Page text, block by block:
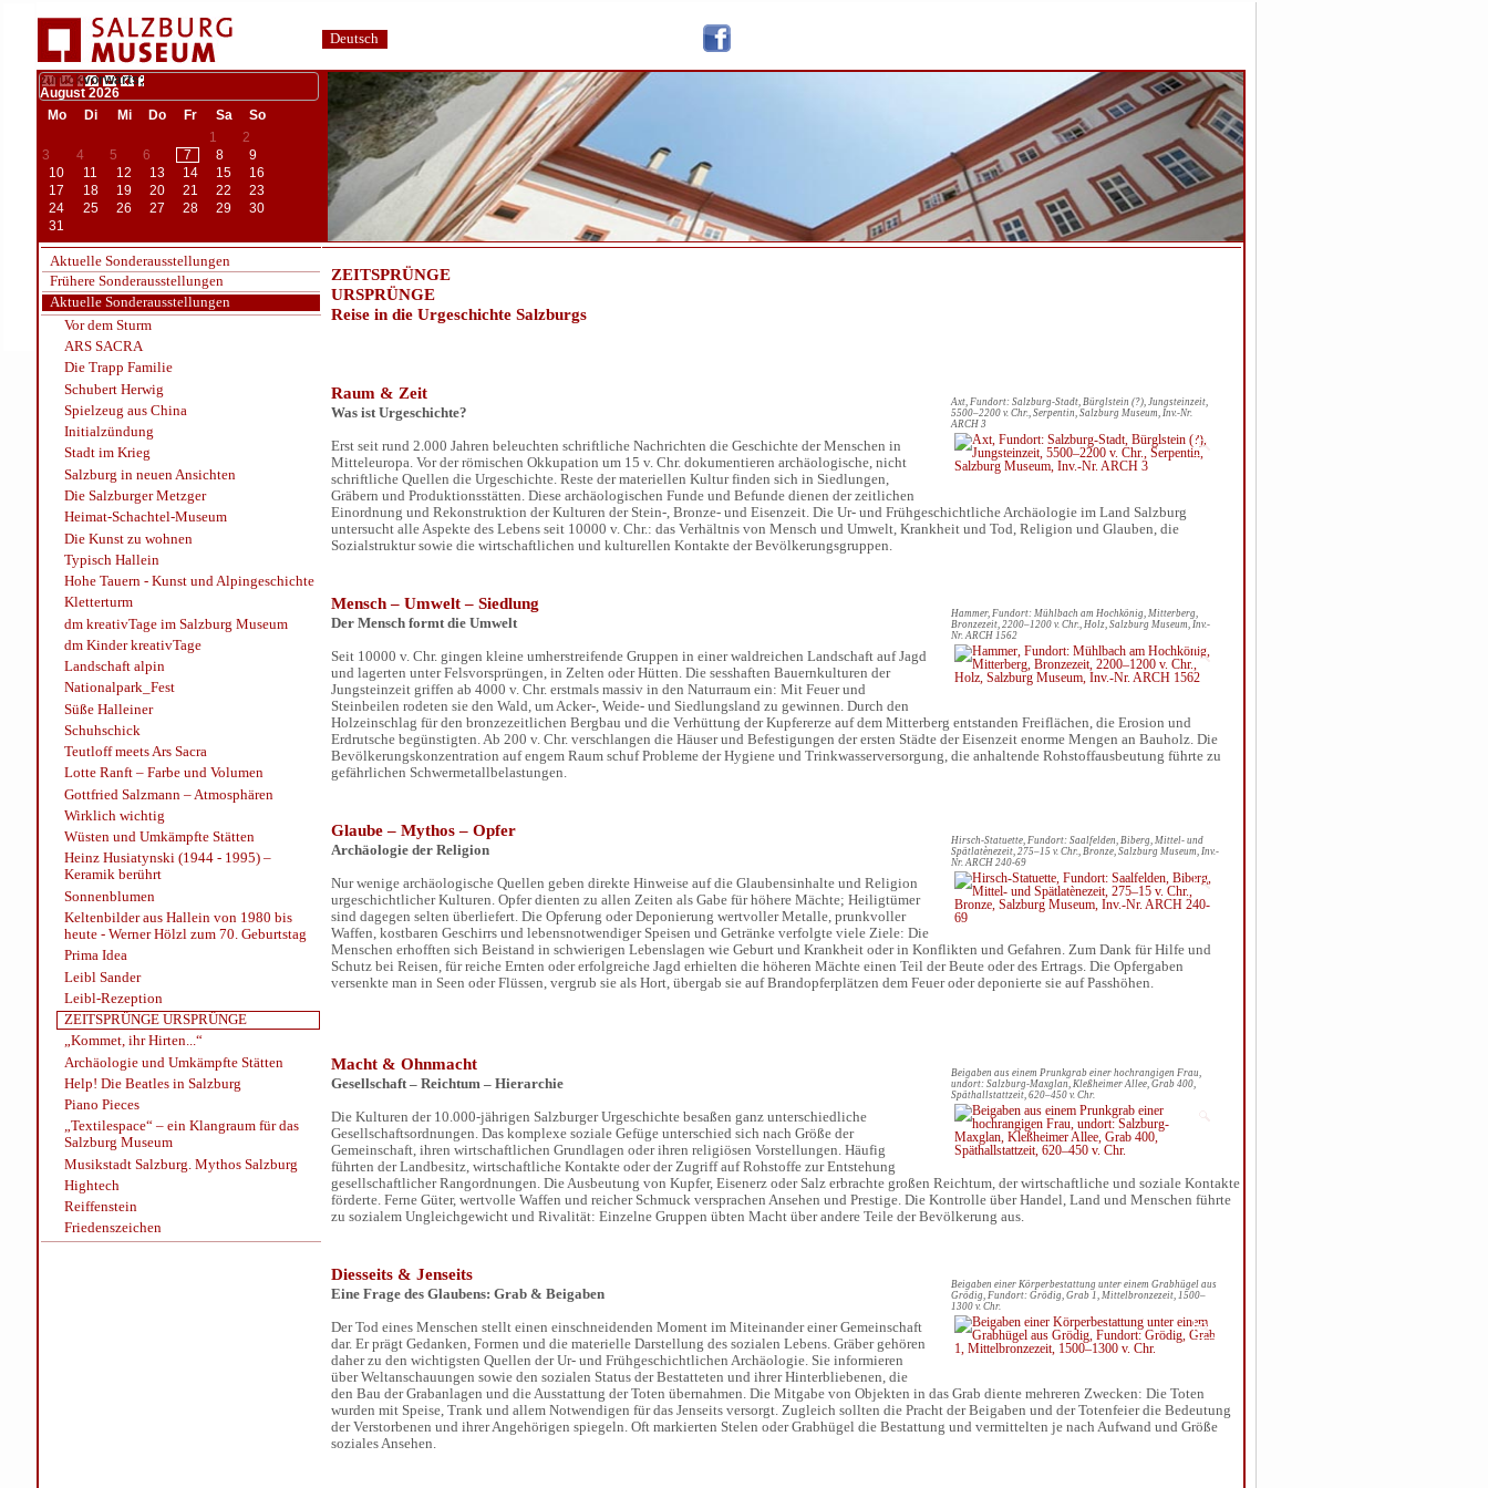
zurückvorwärts;
August 2026
Mo
Di Mi Do Fr Sa
So
1
2
3
4 5 6 7 8
9
10
11 12 13 14 15
16
17
18 19 20 21 22
23
24
25 26 27 28 29
30
31
Aktuelle Sonderausstellungen
Frühere Sonderausstellungen
Aktuelle Sonderausstellungen
Vor dem Sturm
ARS SACRA
Die Trapp Familie
Schubert Herwig
Spielzeug aus China
Initialzündung
Stadt im Krieg
Salzburg in neuen Ansichten
Die Salzburger Metzger
Heimat-Schachtel-Museum
Die Kunst zu wohnen
Typisch Hallein
Hohe Tauern - Kunst und Alpingeschichte
Kletterturm
dm kreativTage im Salzburg Museum
dm Kinder kreativTage
Landschaft alpin
Nationalpark_Fest
Süße Halleiner
Schuhschick
Teutloff meets Ars Sacra
Lotte Ranft – Farbe und Volumen
Gottfried Salzmann – Atmosphären
Wirklich wichtig
Wüsten und Umkämpfte Stätten
Heinz Husiatynski (1944 - 1995) –
Keramik berührt
Sonnenblumen
Keltenbilder aus Hallein von 1980 bis
heute - Werner Hölzl zum 70. Geburtstag
Prima Idea
Leibl Sander
Leibl-Rezeption
ZEITSPRÜNGE URSPRÜNGE
„Kommet, ihr Hirten...“
Archäologie und Umkämpfte Stätten
Help! Die Beatles in Salzburg
Piano Pieces
„Textilespace“ – ein Klangraum für das
Salzburg Museum
Musikstadt Salzburg. Mythos Salzburg
Hightech
Reiffenstein
Friedenszeichen
ZEITSPRÜNGE
URSPRÜNGE
Reise in die Urgeschichte Salzburgs
Axt, Fundort: Salzburg-Stadt, Bürglstein (?), Jungsteinzeit,
5500–2200 v. Chr., Serpentin, Salzburg Museum, Inv.-Nr.
ARCH 3
Raum & Zeit
Was ist Urgeschichte?
Erst seit rund 2.000 Jahren beleuchten schriftliche Nachrichten die Geschichte der Menschen in
Mitteleuropa. Vor der römischen Okkupation um 15 v. Chr. dokumentieren archäologische, nicht
schriftliche Quellen die Urgeschichte. Reste der materiellen Kultur finden sich in Siedlungen,
Gräbern und Produktionsstätten. Diese archäologischen Funde und Befunde dienen der zeitlichen
Einordnung und Rekonstruktion der Kulturen der Stein-, Bronze- und Eisenzeit. Die Ur- und Frühgeschichtliche Archäologie im Land Salzburg
untersucht alle Aspekte des Lebens seit 10000 v. Chr.: das Verhältnis von Mensch und Umwelt, Krankheit und Tod, Religion und Glauben, die
Sozialstruktur sowie die wirtschaftlichen und kulturellen Kontakte der Bevölkerungsgruppen.
Hammer, Fundort: Mühlbach am Hochkönig, Mitterberg,
Bronzezeit, 2200–1200 v. Chr., Holz, Salzburg Museum, Inv.-
Nr. ARCH 1562
Mensch – Umwelt – Siedlung
Der Mensch formt die Umwelt
Seit 10000 v. Chr. gingen kleine umherstreifende Gruppen in einer waldreichen Landschaft auf Jagd
und lagerten unter Felsvorsprüngen, in Zelten oder Hütten. Die sesshaften Bauernkulturen der
Jungsteinzeit griffen ab 4000 v. Chr. erstmals massiv in den Naturraum ein: Mit Feuer und
Steinbeilen rodeten sie den Wald, um Acker-, Weide- und Siedlungsland zu gewinnen. Durch den
Holzeinschlag für den bronzezeitlichen Bergbau und die Verhüttung der Kupfererze auf dem Mitterberg entstanden Freiflächen, die Erosion und
Erdrutsche begünstigten. Ab 200 v. Chr. verschlangen die Häuser und Befestigungen der ersten Städte der Eisenzeit enorme Mengen an Bauholz. Die
Bevölkerungskonzentration auf engem Raum schuf Probleme der Hygiene und Trinkwasserversorgung, die anhaltende Rohstoffausbeutung führte zu
gefährlichen Schwermetallbelastungen.
Hirsch-Statuette, Fundort: Saalfelden, Biberg, Mittel- und
Spätlatènezeit, 275–15 v. Chr., Bronze, Salzburg Museum, Inv.-
Nr. ARCH 240-69
Glaube – Mythos – Opfer
Archäologie der Religion
Nur wenige archäologische Quellen geben direkte Hinweise auf die Glaubensinhalte und Religion
urgeschichtlicher Kulturen. Opfer dienten zu allen Zeiten als Gabe für höhere Mächte; Heiligtümer
sind dagegen selten überliefert. Die Opferung oder Deponierung wertvoller Metalle, prunkvoller
Waffen, kostbaren Geschirrs und lebensnotwendiger Speisen und Getränke verfolgte viele Ziele: Die
Menschen erhofften sich Beistand in schwierigen Lebenslagen wie Geburt und Krankheit oder in Konflikten und Gefahren. Zum Dank für Hilfe und
Schutz bei Reisen, für reiche Ernten oder erfolgreiche Jagd erhielten die höheren Mächte einen Teil der Beute oder des Ertrags. Die Opfergaben
versenkte man in Seen oder Flüssen, vergrub sie als Hort, übergab sie auf Brandopferplätzen dem Feuer oder deponierte sie auf Passhöhen.
Beigaben aus einem Prunkgrab einer hochrangigen Frau,
undort: Salzburg-Maxglan, Kleßheimer Allee, Grab 400,
Späthallstattzeit, 620–450 v. Chr.
Macht & Ohnmacht
Gesellschaft – Reichtum – Hierarchie
Die Kulturen der 10.000-jährigen Salzburger Urgeschichte besaßen ganz unterschiedliche
Gesellschaftsordnungen. Das komplexe soziale Gefüge unterschied sich nach Größe der
Gemeinschaft, ihren wirtschaftlichen Grundlagen oder ihren religiösen Vorstellungen. Häufig
führten der Landbesitz, wirtschaftliche Kontakte oder der Zugriff auf Rohstoffe zur Entstehung
gesellschaftlicher Rangordnungen. Die Ausbeutung von Kupfer, Eisenerz oder Salz erbrachte großen Reichtum, der wirtschaftliche und soziale Kontakte
förderte. Ferne Güter, wertvolle Waffen und reicher Schmuck versprachen Ansehen und Prestige. Die Kontrolle über Handel, Land und Menschen führte
zu sozialem Ungleichgewicht und Rivalität: Einzelne Gruppen übten Macht über andere Teile der Bevölkerung aus.
Beigaben einer Körperbestattung unter einem Grabhügel aus
Grödig, Fundort: Grödig, Grab 1, Mittelbronzezeit, 1500–
1300 v. Chr.
Diesseits & Jenseits
Eine Frage des Glaubens: Grab & Beigaben
Der Tod eines Menschen stellt einen einschneidenden Moment im Miteinander einer Gemeinschaft
dar. Er prägt Gedanken, Formen und die materielle Darstellung des sozialen Lebens. Gräber gehören
daher zu den wichtigsten Quellen der Ur- und Frühgeschichtlichen Archäologie. Sie informieren
über Weltanschauungen sowie den sozialen Status der Bestatteten und ihrer Hinterbliebenen, die
den Bau der Grabanlagen und die Ausstattung der Toten übernahmen. Die Mitgabe von Objekten in das Grab diente mehreren Zwecken: Die Toten
wurden mit Speise, Trank und allem Notwendigen für das Jenseits versorgt. Zugleich sollten die Pracht der Beigaben und der Totenfeier die Bedeutung
der Verstorbenen und ihrer Angehörigen spiegeln. Oft markierten Stelen oder Grabhügel die Bestattung und vermittelten je nach Aufwand und Größe
soziales Ansehen.
Deutsch